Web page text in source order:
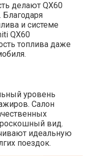
делают QX60
Благодаря
и системе
QX60
топлива даже
уровень
Салон
вид.
идеальную
поездок.